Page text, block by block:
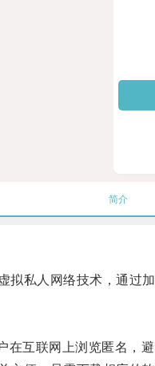
简介
私人网络技术，通过加
互联网上浏览匿名，避